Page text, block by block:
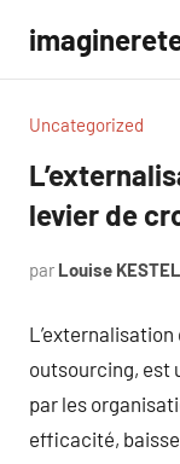
contenu
Uncategorized
levier de
par Louise KESTEL
L’externalisation
outsourcing, est
par les
efficacité,